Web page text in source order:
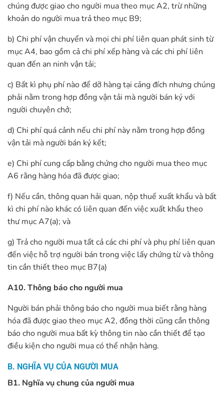
chúng được giao cho người mua theo mục A2, trừ những
khoản do người mua trả theo mục B9;
b) Chi phí vận chuyển và mọi chi phí liên quan phát sinh từ
mục A4, bao gồm cả chi phí xếp hàng và các chi phí liên
quan đến an ninh vận tải;
c) Bất kì phụ phí nào để dỡ hàng tại cảng đích nhưng chúng
phải nằm trong hợp đồng vận tải mà người bán ký với
người chuyên chở;
d) Chi phí quá cảnh nếu chi phí này nằm trong hợp đồng
vận tải mà người bán ký kết;
e) Chi phí cung cấp bằng chứng cho người mua theo mục
A6 rằng hàng hóa đã được giao;
f) Nếu cần, thông quan hải quan, nộp thuế xuất khẩu và bất
kì chi phí nào khác có liên quan đến việc xuất khẩu theo
thư mục A7(a); và
g) Trả cho người mua tất cả các chi phí và phụ phí liên quan
đến việc hỗ trợ người bán trong việc lấy chứng từ và thông
tin cần thiết theo mục B7(a)
A10. Thông báo cho người mua
Người bán phải thông báo cho người mua biết rằng hàng
hóa đã được giao theo mục A2, đồng thời cũng cần thông
báo cho người mua bất kỳ thông tin nào cần thiết để tạo
điều kiện cho người mua có thể nhận hàng.
B. NGHĨA VỤ CỦA NGƯỜI MUA
B1. Nghĩa vụ chung của người mua